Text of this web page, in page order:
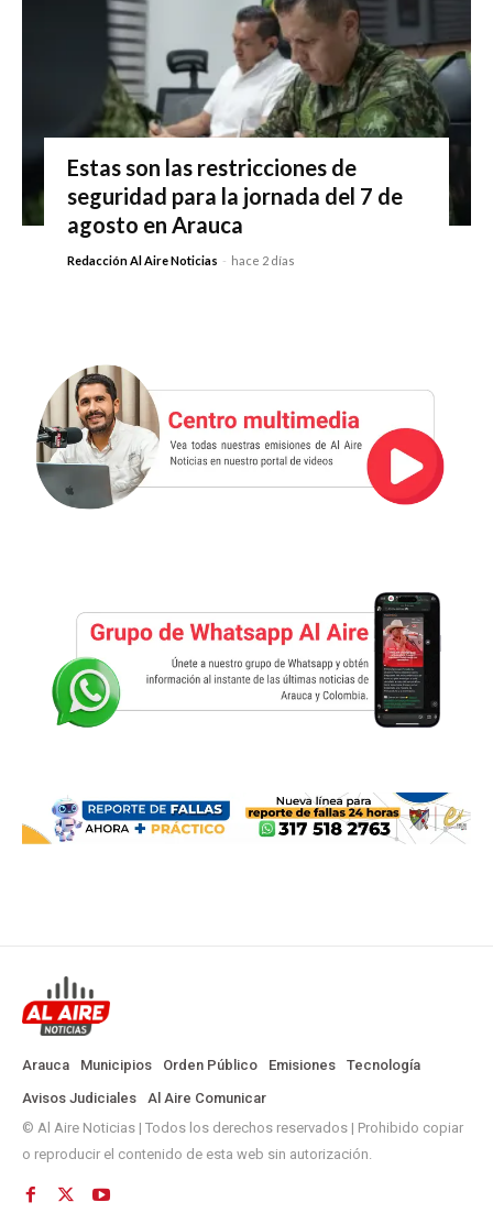
Estas son las restricciones de
seguridad para la jornada del 7 de
agosto en Arauca
Redacción Al Aire Noticias - hace 2 días
Arauca Municipios Orden Público Emisiones
Tecnología
Avisos Judiciales
Al Aire Comunicar
© Al Aire Noticias | Todos los derechos reservados | Prohibido copiar
o reproducir el contenido de esta web sin autorización.